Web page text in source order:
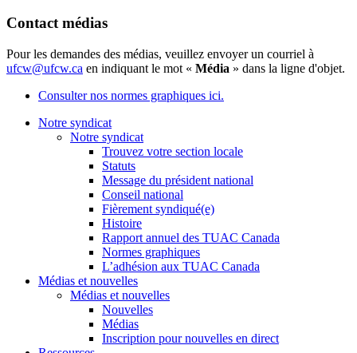
Contact médias
Pour les demandes des médias, veuillez envoyer un courriel à
ufcw@ufcw.ca en indiquant le mot « Média » dans la ligne d'objet.
Consulter nos normes graphiques ici.
Notre syndicat
Notre syndicat
Trouvez votre section locale
Statuts
Message du président national
Conseil national
Fièrement syndiqué(e)
Histoire
Rapport annuel des TUAC Canada
Normes graphiques
L’adhésion aux TUAC Canada
Médias et nouvelles
Médias et nouvelles
Nouvelles
Médias
Inscription pour nouvelles en direct